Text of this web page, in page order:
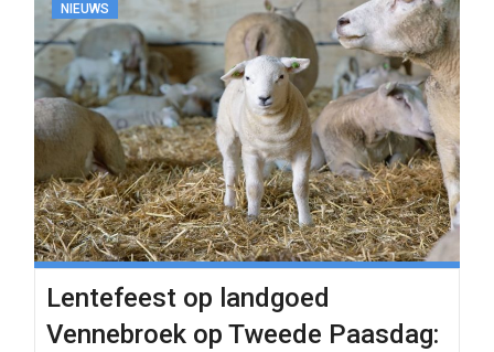
NIEUWS
Lentefeest op landgoed
Vennebroek op Tweede Paasdag: